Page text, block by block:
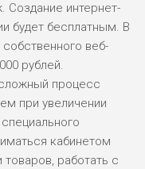
0
ОБЗОР
Создание интернет-
будет бесплатным. В
веб-
рублей.
процесс
при увеличении
кабинетом
работать с